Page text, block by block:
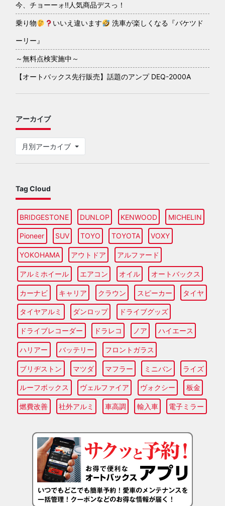
今、チョーーォ!!人気商品デスっ！
乗り物 いいえ違います 洗車が楽しくなる『バケツド
ーリー』
～無料点検実施中～
【オートバックス先行販売】話題のアンプ DEQ-2000A
アーカイブ
月別アーカイブ
Tag Cloud
BRIDGESTONE DUNLOP KENWOOD MICHELIN
Pioneer SUV TOYO TOYOTA VOXY
YOKOHAMA アウトドア アルファード
アルミホイール エアコン オイル オートバックス
カーナビ キャリア クラウン スピーカー タイヤ
タイヤアルミ ダンロップ ドライブグッズ
ドライブレコーダー ドラレコ ノア ハイエース
ハリアー バッテリー フロントガラス
ブリヂストン マツダ マフラー ミニバン ライズ
ルーフボックス ヴェルファイア ヴォクシー 板金
燃費改善 社外アルミ 車高調 輸入車 電子ミラー